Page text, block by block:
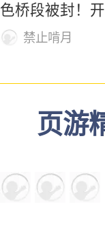
色桥段被封！
誉勋章禁止啃月
页游